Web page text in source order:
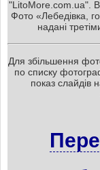
"LitoMore.com.ua".
Фото «Лебедівка,
надані
Для збільшення
по списку
показ слайдів